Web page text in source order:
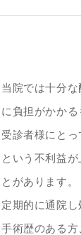
当院では十分
に負担がかかる
受診者様にと
という不利益
とがあります。
定期的に通院
手術歴のある